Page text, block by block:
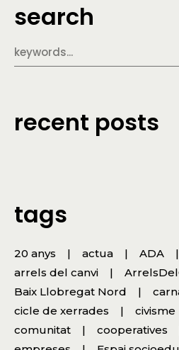
search
recent posts
tags
20 anys actua ADA
arrels del canvi
Baix Llobregat Nord
cicle de xerrades
civisme
comunitat
cooperatives